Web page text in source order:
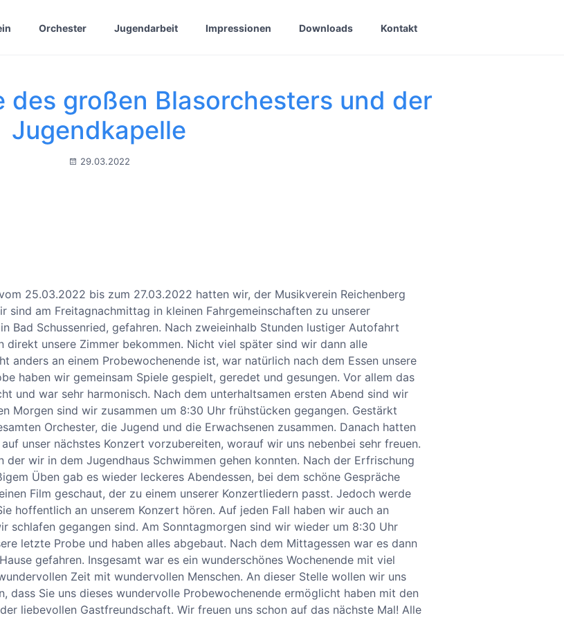
Orchester Jugendarbeit Impressionen Downloads Kontakt
des großen Blasorchesters und der
Jugendkapelle
29.03.2022
25.03.2022 bis zum 27.03.2022 hatten wir, der Musikverein Reichenberg
sind am Freitagnachmittag in kleinen Fahrgemeinschaften zu unserer
Bad Schussenried, gefahren. Nach zweieinhalb Stunden lustiger Autofahrt
direkt unsere Zimmer bekommen. Nicht viel später sind wir dann alle
anders an einem Probewochenende ist, war natürlich nach dem Essen unsere
haben wir gemeinsam Spiele gespielt, geredet und gesungen. Vor allem das
und war sehr harmonisch. Nach dem unterhaltsamen ersten Abend sind wir
Morgen sind wir zusammen um 8:30 Uhr frühstücken gegangen. Gestärkt
Orchester, die Jugend und die Erwachsenen zusammen. Danach hatten
unser nächstes Konzert vorzubereiten, worauf wir uns nebenbei sehr freuen.
der wir in dem Jugendhaus Schwimmen gehen konnten. Nach der Erfrischung
Üben gab es wieder leckeres Abendessen, bei dem schöne Gespräche
Film geschaut, der zu einem unserer Konzertliedern passt. Jedoch werde
hoffentlich an unserem Konzert hören. Auf jeden Fall haben wir auch an
schlafen gegangen sind. Am Sonntagmorgen sind wir wieder um 8:30 Uhr
letzte Probe und haben alles abgebaut. Nach dem Mittagessen war es dann
gefahren. Insgesamt war es ein wunderschönes Wochenende mit viel
Zeit mit wundervollen Menschen. An dieser Stelle wollen wir uns
dass Sie uns dieses wundervolle Probewochenende ermöglicht haben mit den
liebevollen Gastfreundschaft. Wir freuen uns schon auf das nächste Mal! Alle